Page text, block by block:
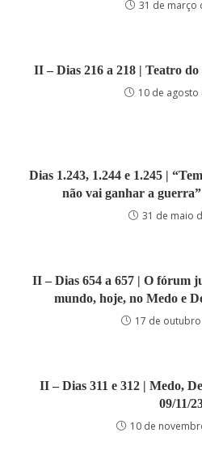
31 de março
II – Dias 216 a 218 | Teatro
10 de agosto
Dias 1.243, 1.244 e 1.245 |
não vai ganhar a guerra”
31 de maio
II – Dias 654 a 657 | O fórum
mundo, hoje, no Medo e
17 de
II – Dias 311 e 312 | Medo,
09/11/
10 de